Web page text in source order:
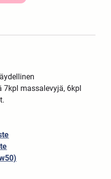
massalevyjä, 6kpl